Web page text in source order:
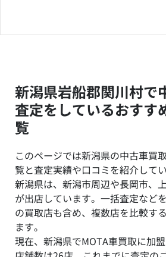
新潟県岩船郡関川村で
査定をしているおすす
覧
このページでは新潟県の中古車買
覧と査定実績や口コミを紹介してい
新潟県は、新潟市周辺や長岡市、
が出店しています。一括査定など
の買取店も含め、複数店を比較す
ます。
現在、新潟県でMOTA車買取に加